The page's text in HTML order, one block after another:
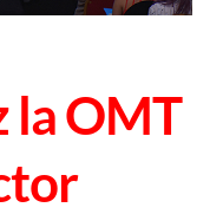
la OMT